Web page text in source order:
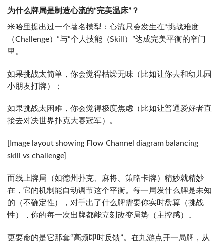
为什么牌局是制造心流的“完美温床”？
米哈里提出过一个著名模型：心流只会发生在“挑战难度
（Challenge）”与“个人技能（Skill）”达成完美平衡的窄门
里。
如果挑战太简单，你会觉得枯燥无味（比如让你去和幼儿园
小朋友打牌）；
如果挑战太困难，你会觉得极度焦虑（比如让普通爱好者直
接去对决世界扑克大赛冠军）。
[Image layout showing Flow Channel diagram balancing
skill vs challenge]
而线上牌局（如德州扑克、麻将、策略卡牌）精妙就精妙
在，它的机制能自动调节这个平衡。每一局发什么牌是未知
的（不确定性），对手出了什么牌需要你实时盘算（挑战
性），你的每一次出牌都能立刻改变局势（主控感）。
更要命的是它那套“高频即时反馈”。在九游点开一局牌，从